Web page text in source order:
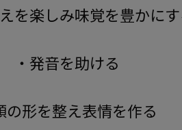
を楽しみ味覚を豊かに
・発音を助ける
の形を整え表情を作る